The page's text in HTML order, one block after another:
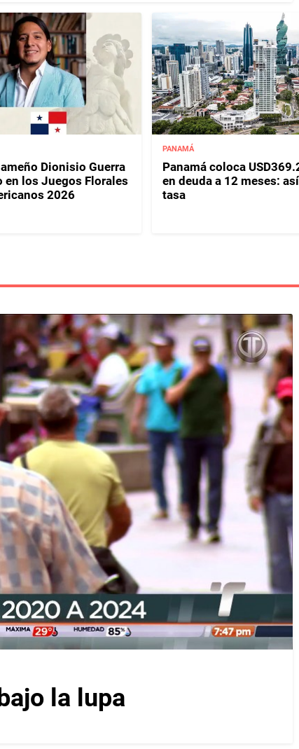
Dionisio Guerra
en los Juegos Florales
2026
PANAMÁ
Panamá coloca
en deuda a 12 meses:
tasa
la lupa